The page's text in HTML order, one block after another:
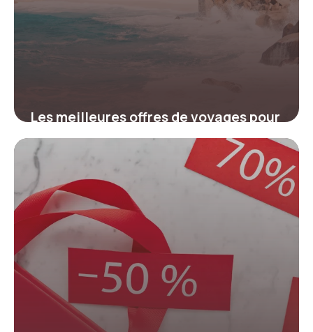
Les meilleures offres de voyages pour
décembre 2026 : astuces et conseils
29 janvier 2026